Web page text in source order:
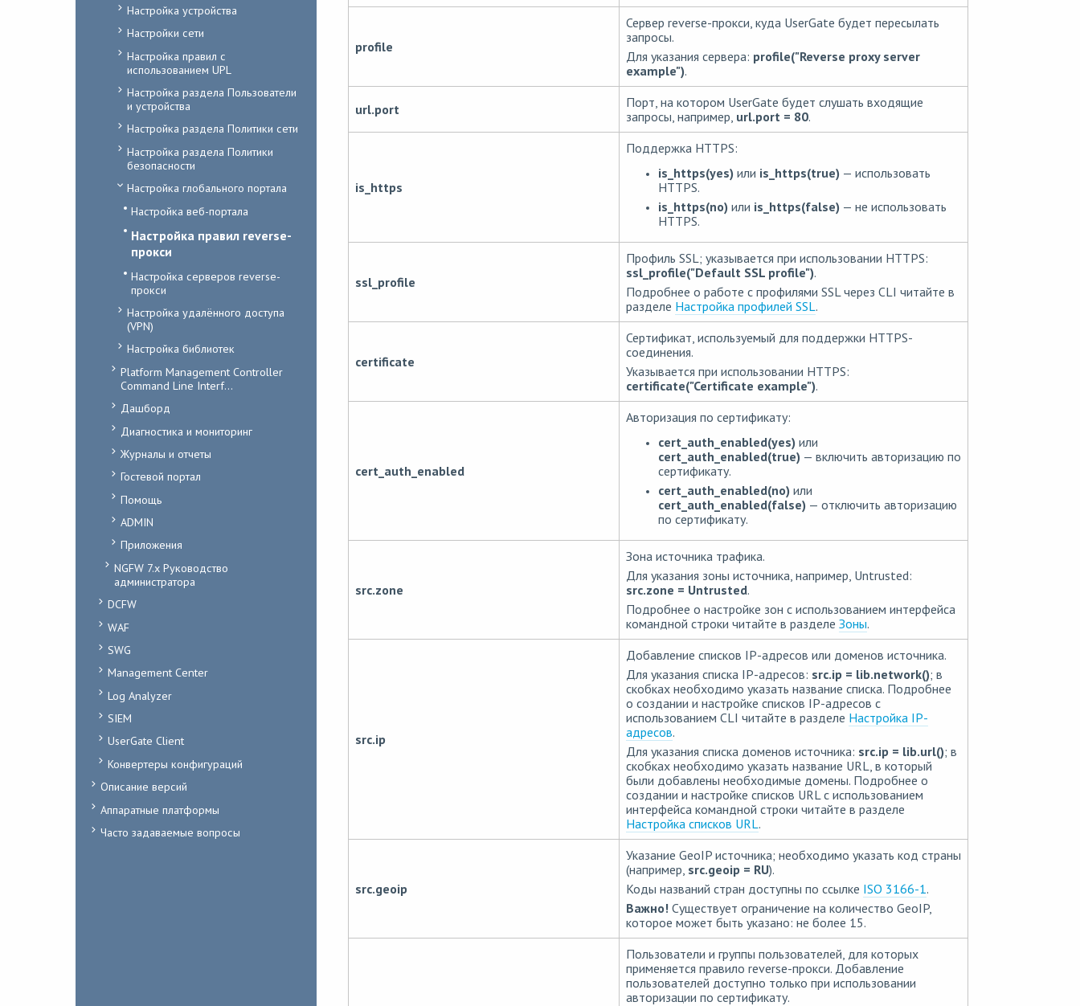
Настройка устройства
Настройки сети
Настройка правил с
использованием UPL
Настройка раздела Пользователи
и устройства
Настройка раздела Политики сети
Настройка раздела Политики
безопасности
Настройка глобального портала
Настройка веб-портала
Настройка правил reverse-
прокси
Настройка серверов reverse-
прокси
Настройка удалённого доступа
(VPN)
Настройка библиотек
Platform Management Controller
Command Line Interf...
Дашборд
Диагностика и мониторинг
Журналы и отчеты
Гостевой портал
Помощь
ADMIN
Приложения
NGFW 7.x Руководство
администратора
DCFW
WAF
SWG
Management Center
Log Analyzer
SIEM
UserGate Client
Конвертеры конфигураций
Описание версий
Аппаратные платформы
Часто задаваемые вопросы
profile
Сервер reverse-прокси, куда UserGate будет пересылать
запросы.
Для указания сервера: profile("Reverse proxy server
example").
url.port
Порт, на котором UserGate будет слушать входящие
запросы, например, url.port = 80.
is_https
Поддержка HTTPS:
is_https(yes) или is_https(true) — использовать
HTTPS.
is_https(no) или is_https(false) — не использовать
HTTPS.
ssl_profile
Профиль SSL; указывается при использовании HTTPS:
ssl_profile("Default SSL profile").
Подробнее о работе с профилями SSL через CLI читайте в
разделе Настройка профилей SSL.
certificate
Сертификат, используемый для поддержки HTTPS-
соединения.
Указывается при использовании HTTPS:
certificate("Certificate example").
cert_auth_enabled
Авторизация по сертификату:
cert_auth_enabled(yes) или
cert_auth_enabled(true) — включить авторизацию по
сертификату.
cert_auth_enabled(no) или
cert_auth_enabled(false) — отключить авторизацию
по сертификату.
src.zone
Зона источника трафика.
Для указания зоны источника, например, Untrusted:
src.zone = Untrusted.
Подробнее о настройке зон с использованием интерфейса
командной строки читайте в разделе Зоны.
src.ip
Добавление списков IP-адресов или доменов источника.
Для указания списка IP-адресов: src.ip = lib.network(); в
скобках необходимо указать название списка. Подробнее
о создании и настройке списков IP-адресов с
использованием CLI читайте в разделе Настройка IP-
адресов.
Для указания списка доменов источника: src.ip = lib.url(); в
скобках необходимо указать название URL, в который
были добавлены необходимые домены. Подробнее о
создании и настройке списков URL с использованием
интерфейса командной строки читайте в разделе
Настройка списков URL.
src.geoip
Указание GeoIP источника; необходимо указать код страны
(например, src.geoip = RU).
Коды названий стран доступны по ссылке ISO 3166-1.
Важно!Существует ограничение на количество GeoIP,
которое может быть указано: не более 15.
Пользователи и группы пользователей, для которых
применяется правило reverse-прокси. Добавление
пользователей доступно только при использовании
авторизации по сертификату.